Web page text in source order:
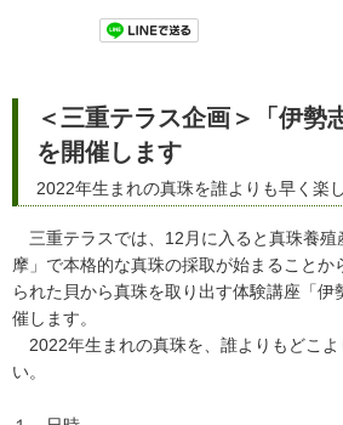
＜三重テラス企画＞「伊勢
を開催します
2022年生まれの真珠を誰よりも早く楽
三重テラスでは、12月に入ると真珠養殖
摩」で本格的な真珠の採取が始まることか
られた貝から真珠を取り出す体験講座「伊
催します。
2022年生まれの真珠を、誰よりもどこよ
い。